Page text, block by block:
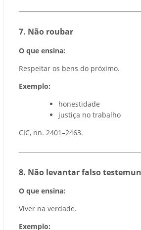
7️. Não roubar
O que ensina:
Respeitar os bens do próximo.
Exemplo:
honestidade
justiça no trabalho
CIC, nn. 2401–2463.
8️. Não levantar falso
O que ensina:
Viver na verdade.
Exemplo: